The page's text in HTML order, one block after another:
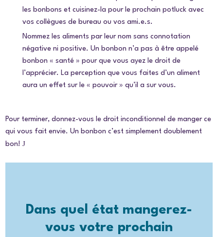
les bonbons et cuisinez-la pour le prochainpotluck avec
vos collègues de bureau ou vos ami.e.s.
Nommez les aliments par leur nom sans connotation
négative ni positive. Un bonbon n’a pas à être appelé
bonbon « santé » pour que vous ayez le droit de
l’apprécier. La perception que vous faites d’un aliment
aura un effet sur le « pouvoir » qu’il a sur vous.
Pour terminer, donnez-vous le droit inconditionnel de manger ce
qui vous fait envie. Un bonbon c’est simplement doublement
bon!J
Dans quel état mangerez-
vous votre prochain